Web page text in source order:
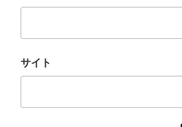
サイト